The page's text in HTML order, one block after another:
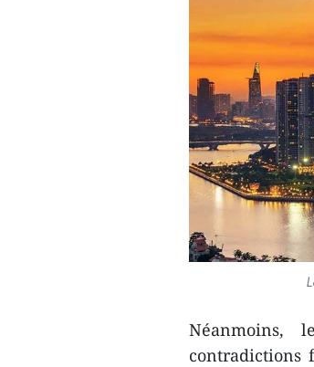
Néanmoins,
contradictions